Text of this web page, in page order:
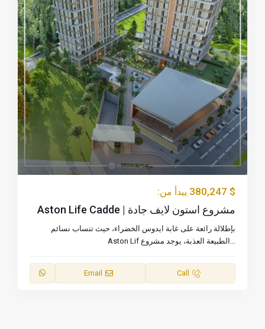
$ 380,247 يبدأ من:
مشروع استون لايف جادة | Aston Life Cadde
بإطلالة رائعة على غابة ايدوس الخضراء، حيث تنساب نسائم
الطبيعة العذبة، يوجد مشروع Aston Lif ...
Call
Email